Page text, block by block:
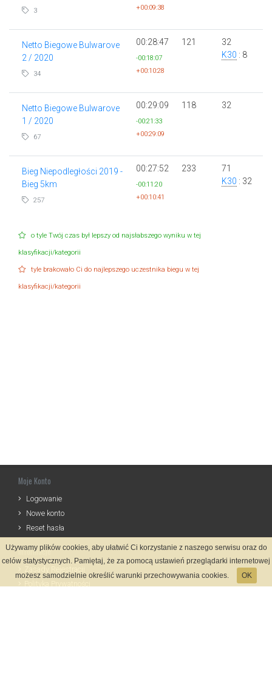
3
+00:09:38
Netto Biegowe Bulwarove
2 / 2020
34
00:28:47
-00:18:07
+00:10:28
121
32
K30 : 8
Netto Biegowe Bulwarove
1 / 2020
67
00:29:09
-00:21:33
+00:29:09
118 32
Bieg Niepodległości 2019 -
Bieg 5km
257
00:27:52
-00:11:20
+00:10:41
233
71
K30 : 32
o tyle Twój czas był lepszy od najsłabszego wyniku w tej
klasyfikacji/kategorii
tyle brakowało Ci do najlepszego uczestnika biegu w tej
klasyfikacji/kategorii
Moje Konto
Logowanie
Nowe konto
Reset hasła
Informacje
Używamy plików cookies, aby ułatwić Ci korzystanie z naszego serwisu oraz do
celów statystycznych. Pamiętaj, że za pomocą ustawień przeglądarki internetowej
możesz samodzielnie określić warunki przechowywania cookies.
OK